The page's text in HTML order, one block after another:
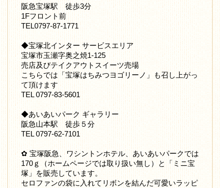
阪急宝塚駅 徒歩3分
1Fフロント前
TEL0797-87-1771
◆宝塚北インター サービスエリア
宝塚市玉瀬字奥之焼1-125
売店及びテイクアウトスイーツ売場
こちらでは「宝塚はちみつヨゴリーノ」も召し上がっ
て頂けます
TEL 0797-83-5601
◆あいあいパーク ギャラリー
阪急山本駅 徒歩５分
TEL 0797-62-7101
✿ 宝塚阪急、ワシントンホテル、あいあいパークでは
170ｇ（ホームページでは取り扱い無し）と「ミニ宝
塚」を販売しています。
セロファンの袋に入れてリボンを結んだ可愛いラッピ